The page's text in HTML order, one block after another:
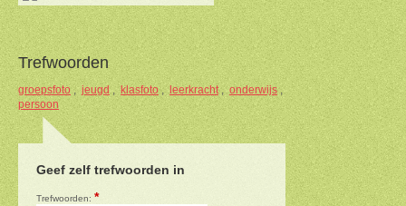
Trefwoorden
groepsfoto, jeugd, klasfoto, leerkracht,onderwijs,
persoon
Geef zelf trefwoorden in
Trefwoorden: *